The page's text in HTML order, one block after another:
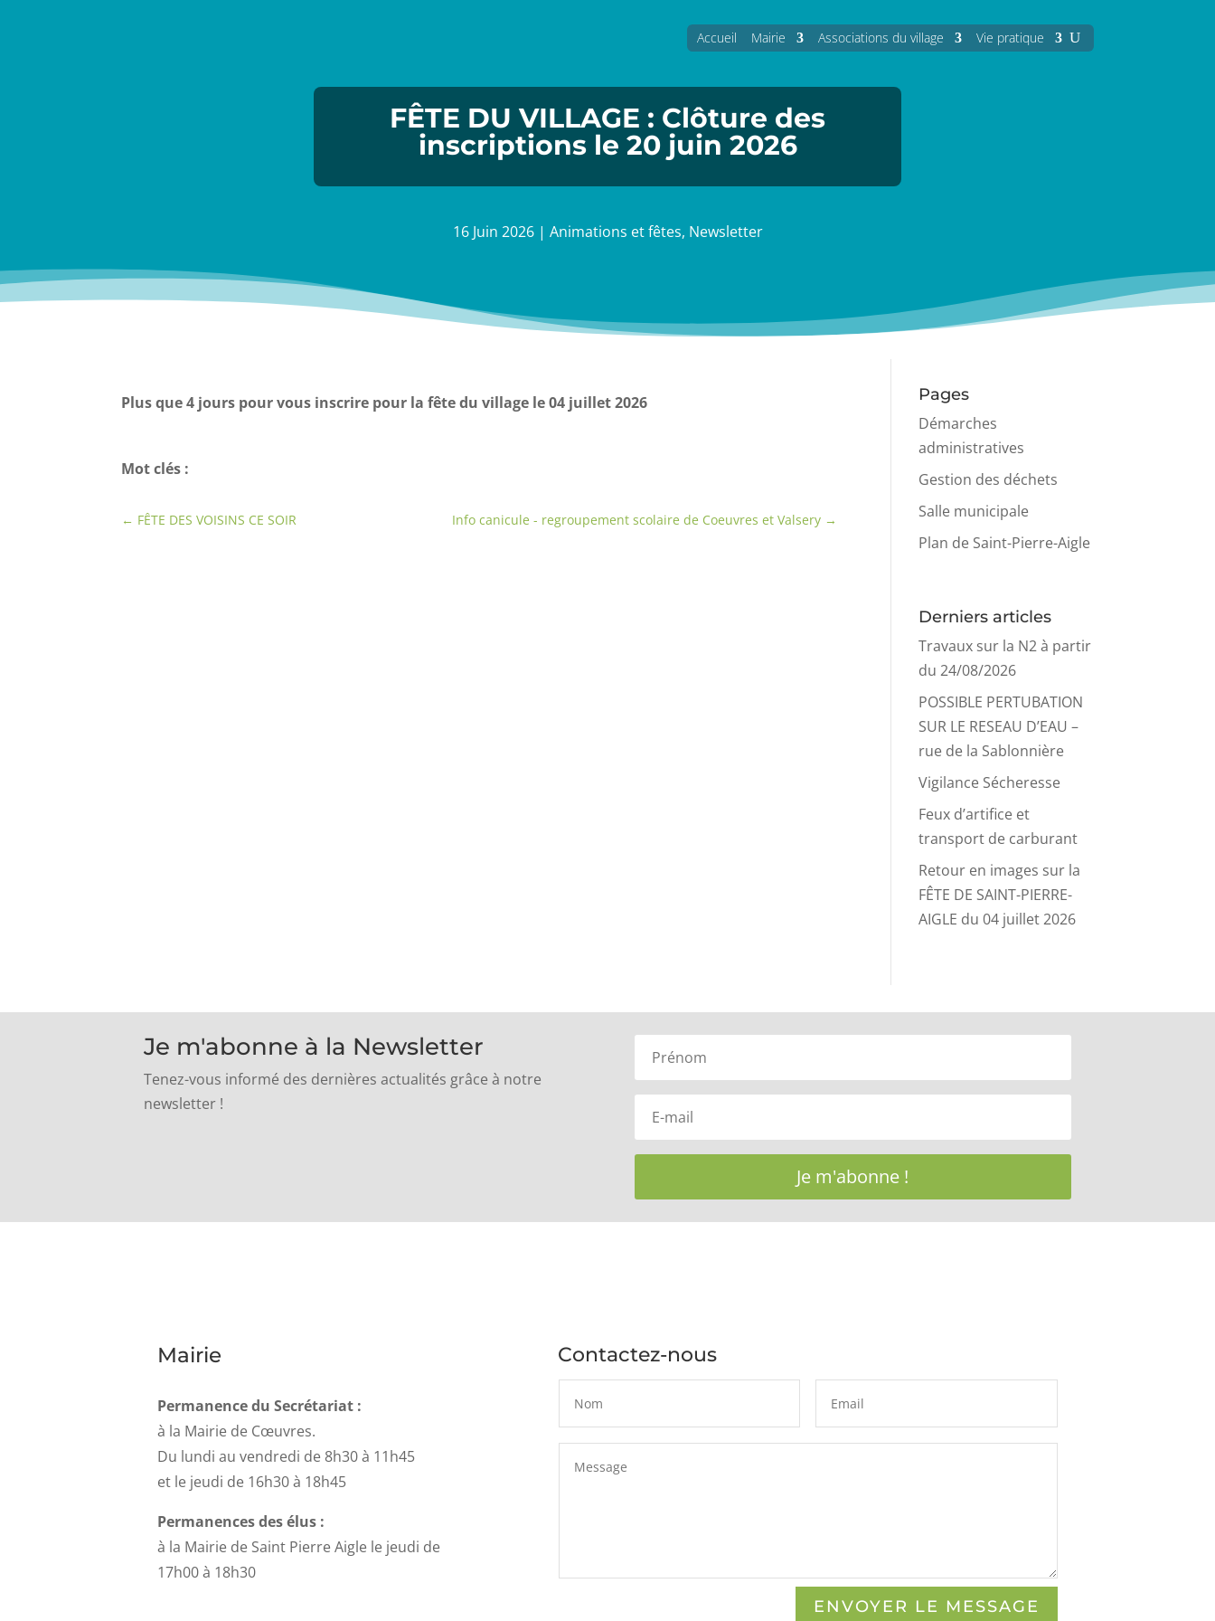
Accueil Mairie Associations du village Vie pratique
FÊTE DU VILLAGE : Clôture des
inscriptions le 20 juin 2026
16 Juin 2026| Animations et fêtes, Newsletter
Plus que 4 jours pour vous inscrire pour la fête du village le 04 juillet 2026
Mot clés :
← FÊTE DES VOISINS CE SOIR Info canicule - regroupement scolaire de Coeuvres et Valsery →
Pages
Démarches
administratives
Gestion des déchets
Salle municipale
Plan de Saint-Pierre-Aigle
Derniers articles
Travaux sur la N2 à partir
du 24/08/2026
POSSIBLE PERTUBATION
SUR LE RESEAU D’EAU –
rue de la Sablonnière
Vigilance Sécheresse
Feux d’artifice et
transport de carburant
Retour en images sur la
FÊTE DE SAINT-PIERRE-
AIGLE du 04 juillet 2026
Je m'abonne à la Newsletter
Tenez-vous informé des dernières actualités grâce à notre
newsletter !
Je m'abonne !
Mairie
Permanence du Secrétariat :
à la Mairie de Cœuvres.
Du lundi au vendredi de 8h30 à 11h45
et le jeudi de 16h30 à 18h45
Permanences des élus :
à la Mairie de Saint Pierre Aigle le jeudi de
17h00 à 18h30
Contactez-nous
ENVOYER LE MESSAGE